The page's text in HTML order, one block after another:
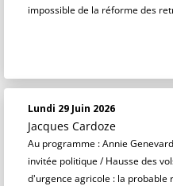
impossible de la réforme des
Lundi 29 Juin 2026
Jacques Cardoze
Au programme : Annie
invitée politique / Hausse des
d'urgence agricole : la